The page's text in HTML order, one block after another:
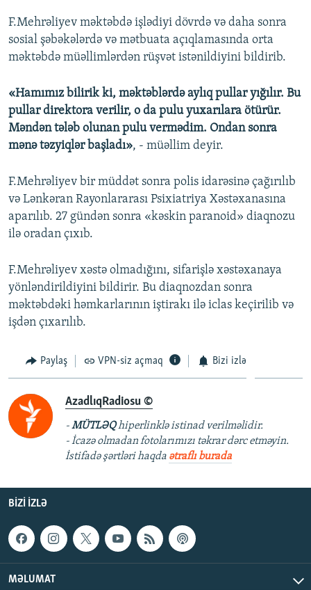
F.Mehrəliyev məktəbdə işlədiyi dövrdə və daha sonra
sosial şəbəkələrdə və mətbuata açıqlamasında orta
məktəbdə müəllimlərdən rüşvət istənildiyini bildirib.
«Hamımız bilirik ki, məktəblərdə aylıq pullar yığılır. Bu
pullar direktora verilir, o da pulu yuxarılara ötürür.
Məndən tələb olunan pulu vermədim. Ondan sonra
mənə təzyiqlər başladı», - müəllim deyir.
F.Mehrəliyev bir müddət sonra polis idarəsinə çağırılıb
və Lənkəran Rayonlararası Psixiatriya Xəstəxanasına
aparılıb. 27 gündən sonra «kəskin paranoid» diaqnozu
ilə oradan çıxıb.
F.Mehrəliyev xəstə olmadığını, sifarişlə xəstəxanaya
yönləndirildiyini bildirir. Bu diaqnozdan sonra
məktəbdəki həmkarlarının iştirakı ilə iclas keçirilib və
işdən çıxarılıb.
Paylaş VPN-siz açmaq Bizi izlə
AzadlıqRadiosu ©
-MÜTLƏQhiperlinklə istinad verilməlidir.
- İcazə olmadan fotolarımızı təkrar dərc etməyin.
İstifadə şərtləri haqda ətraflı burada
BIZI IZLƏ
MƏLUMAT